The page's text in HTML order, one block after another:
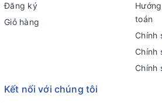
Đăng ký
Giỏ hàng
toán
Chính
Chính
Chính
Kết nối với chúng tôi